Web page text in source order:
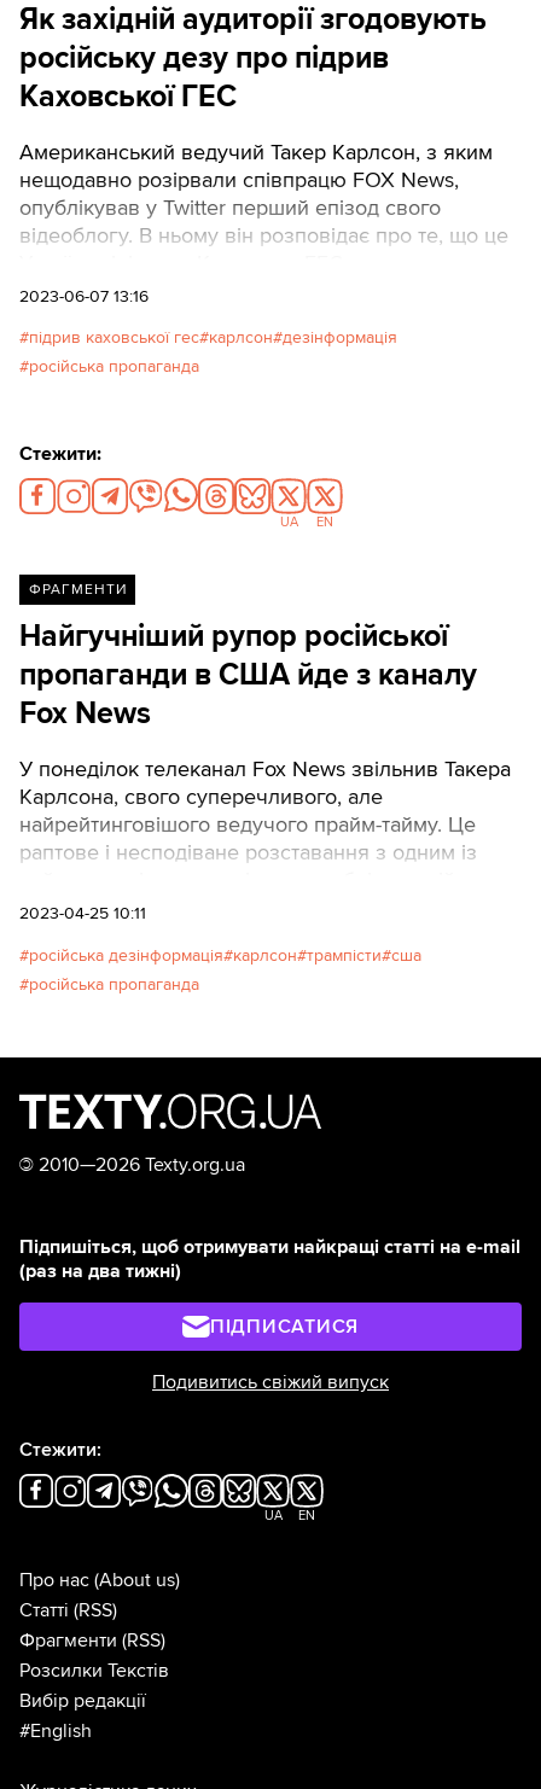
Як західній аудиторії згодовують
російську дезу про підрив
Каховської ГЕС
Американський ведучий Такер Карлсон, з яким
нещодавно розірвали співпрацю FOX News,
опублікував у Twitter перший епізод свого
відеоблогу. В ньому він розповідає про те, що це
2023-06-07 13:16
підрив каховської гес карлсон дезінформація
російська пропаганда
Стежити:
UA EN
ФРАГМЕНТИ
Найгучніший рупор російської
пропаганди в США йде з каналу
Fox News
У понеділок телеканал Fox News звільнив Такера
Карлсона, свого суперечливого, але
найрейтинговішого ведучого прайм-тайму. Це
раптове і несподіване розставання з одним із
політиці, який допомагав визначати нахабний тон
Post.
2023-04-25 10:11
російська дезінформація карлсон трампісти сша
російська пропаганда
© 2010—2026 Texty.org.ua
Підпишіться, щоб отримувати найкращі статті на e-mail
(раз на два тижні)
ПІДПИСАТИСЯ
Подивитись свіжий випуск
Стежити:
UA EN
Про нас (About us)
Статті (RSS)
Фрагменти (RSS)
Розсилки Текстів
Вибір редакції
#English